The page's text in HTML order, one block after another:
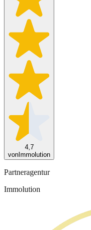
4,7
von Immolution
Partneragentur
Immolution